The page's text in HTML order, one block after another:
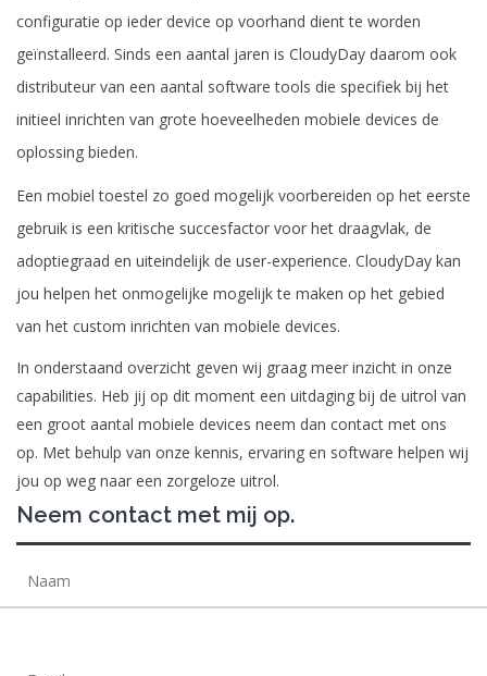
configuratie op ieder device op voorhand dient te worden
geïnstalleerd. Sinds een aantal jaren is CloudyDay daarom ook
distributeur van een aantal software tools die specifiek bij het
initieel inrichten van grote hoeveelheden mobiele devices de
oplossing bieden.
Een mobiel toestel zo goed mogelijk voorbereiden op het eerste
gebruik is een kritische succesfactor voor het draagvlak, de
adoptiegraad en uiteindelijk de user-experience. CloudyDay kan
jou helpen het onmogelijke mogelijk te maken op het gebied
van het custom inrichten van mobiele devices.
In onderstaand overzicht geven wij graag meer inzicht in onze
capabilities. Heb jij op dit moment een uitdaging bij de uitrol van
een groot aantal mobiele devices neem dan contact met ons
op. Met behulp van onze kennis, ervaring en software helpen wij
jou op weg naar een zorgeloze uitrol.
Neem contact met mij op.